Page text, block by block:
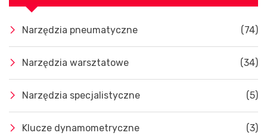
Narzędzia pneumatyczne (74)
Narzędzia warsztatowe (34)
Narzędzia specjalistyczne (5)
Klucze dynamometryczne (3)